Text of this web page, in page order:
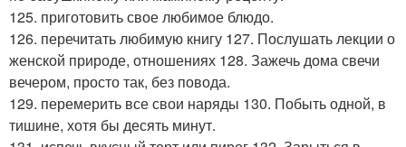
125. приготовить свое любимое блюдо.
126. перечитать любимую книгу 127. Послушать лекции о
женской природе, отношениях 128. Зажечь дома свечи
вечером, просто так, без повода.
129. перемерить все свои наряды 130. Побыть одной, в
тишине, хотя бы десять минут.